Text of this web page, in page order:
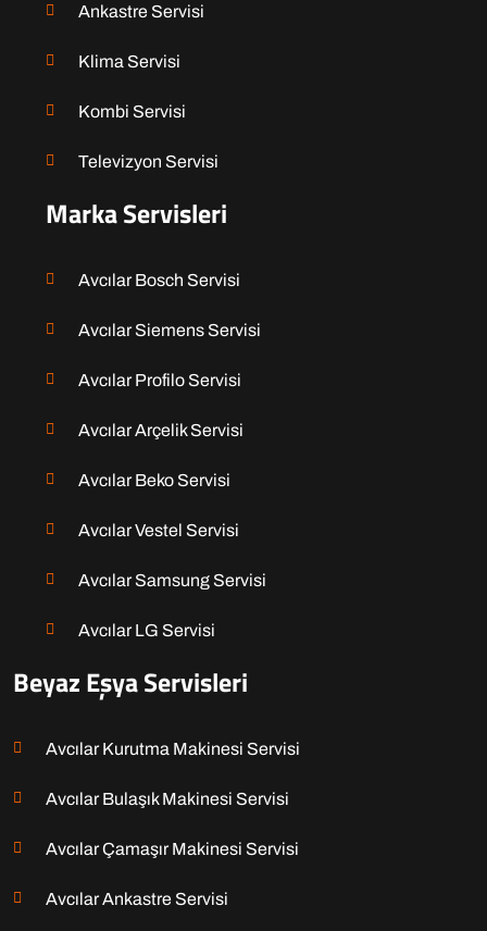
Ankastre Servisi
Klima Servisi
Kombi Servisi
Televizyon Servisi
Marka Servisleri
Avcılar Bosch Servisi
Avcılar Siemens Servisi
Avcılar Profilo Servisi
Avcılar Arçelik Servisi
Avcılar Beko Servisi
Avcılar Vestel Servisi
Avcılar Samsung Servisi
Avcılar LG Servisi
Beyaz Eşya Servisleri
Avcılar Kurutma Makinesi Servisi
Avcılar Bulaşık Makinesi Servisi
Avcılar Çamaşır Makinesi Servisi
Avcılar Ankastre Servisi